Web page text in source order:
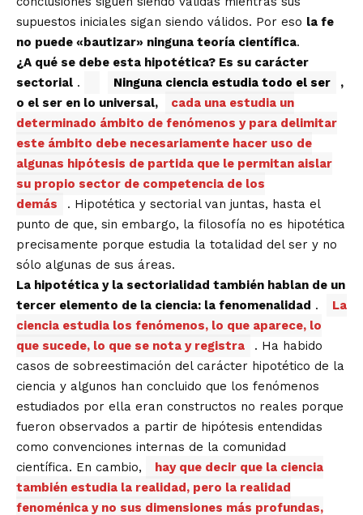
supuestos iniciales sigan siendo válidos. Por eso la fe
no puede «bautizar» ninguna teoría científica.
¿A qué se debe esta hipotética? Es su carácter
sectorial . Ninguna ciencia estudia todo el ser
,
o el ser en lo universal,
cada una estudia un
determinado ámbito de fenómenos y para delimitar
este ámbito debe necesariamente hacer uso de
algunas hipótesis de partida que le permitan aislar
su propio sector de competencia de los
demás
. Hipotética y sectorial van juntas, hasta el
punto de que, sin embargo, la filosofía no es hipotética
precisamente porque estudia la totalidad del ser y no
sólo algunas de sus áreas.
La hipotética y la sectorialidad también hablan de un
tercer elemento de la ciencia: la fenomenalidad .
La
ciencia estudia los fenómenos, lo que aparece, lo
que sucede, lo que se nota y registra
. Ha habido
casos de sobreestimación del carácter hipotético de la
ciencia y algunos han concluido que los fenómenos
estudiados por ella eran constructos no reales porque
fueron observados a partir de hipótesis entendidas
como convenciones internas de la comunidad
científica. En cambio,
hay que decir que la ciencia
también estudia la realidad, pero la realidad
fenoménica y no sus dimensiones más profundas,